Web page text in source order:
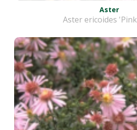
Aster
Aster ericoides